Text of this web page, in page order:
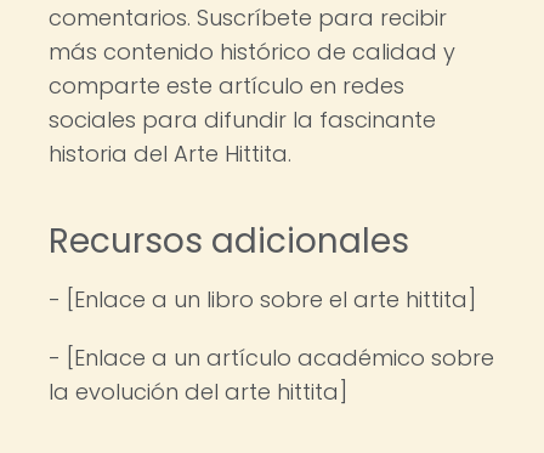
comentarios. Suscríbete para recibir
más contenido histórico de calidad y
comparte este artículo en redes
sociales para difundir la fascinante
historia del Arte Hittita.
Recursos adicionales
- [Enlace a un libro sobre el arte hittita]
- [Enlace a un artículo académico sobre
la evolución del arte hittita]